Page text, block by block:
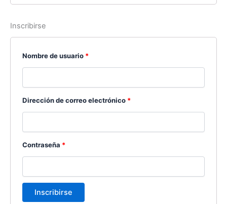
Inscribirse
Nombre de usuario *
Dirección de correo electrónico *
Contraseña *